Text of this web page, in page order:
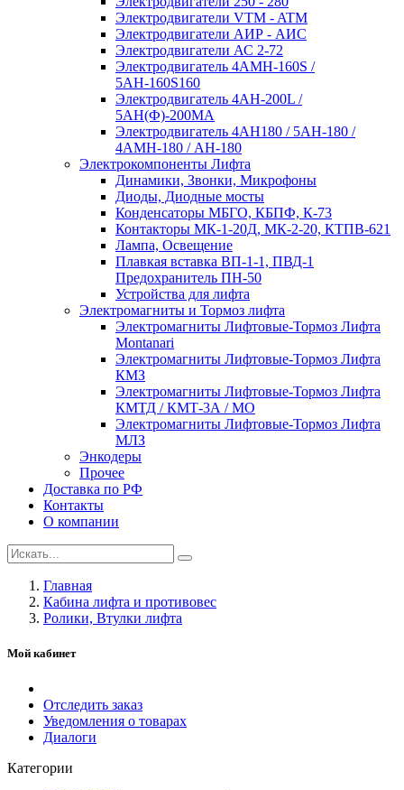
Электродвигатели VTM - ATM
Электродвигатели АИР - АИС
Электродвигатели АС 2-72
Электродвигатель 4АМН-160S /
5АН-160S160
Электродвигатель 4АН-200L /
5АН(Ф)-200МА
Электродвигатель 4АН180 / 5АН-180 /
4АМН-180 / АН-180
Электрокомпоненты Лифта
Динамики, Звонки, Микрофоны
Диоды, Диодные мосты
Конденсаторы МБГО, КБПФ, К-73
Контакторы МК-1-20Д, МК-2-20, КТПВ-621
Лампа, Освещение
Плавкая вставка ВП-1-1, ПВД-1
Предохранитель ПН-50
Устройства для лифта
Электромагниты и Тормоз лифта
Электромагниты Лифтовые-Тормоз Лифта
Montanari
Электромагниты Лифтовые-Тормоз Лифта
КМЗ
Электромагниты Лифтовые-Тормоз Лифта
КМТД / КМТ-3А / МО
Электромагниты Лифтовые-Тормоз Лифта
МЛЗ
Энкодеры
Прочее
Доставка по РФ
Контакты
О компании
Главная
Кабина лифта и противовес
Ролики, Втулки лифта
Мой кабинет
Отследить заказ
Уведомления о товарах
Диалоги
Категории